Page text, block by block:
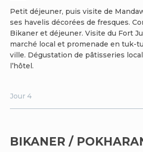
Petit déjeuner, puis visite de
ses havelis décorées de fresques.
Bikaner et déjeuner. Visite du Fort
marché local et promenade en tuk-
ville. Dégustation de pâtisseries
l’hôtel.
Jour 4
BIKANER /